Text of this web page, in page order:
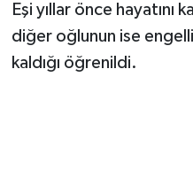
Eşi yıllar önce hayatını
diğer oğlunun ise
kaldığı öğrenildi.